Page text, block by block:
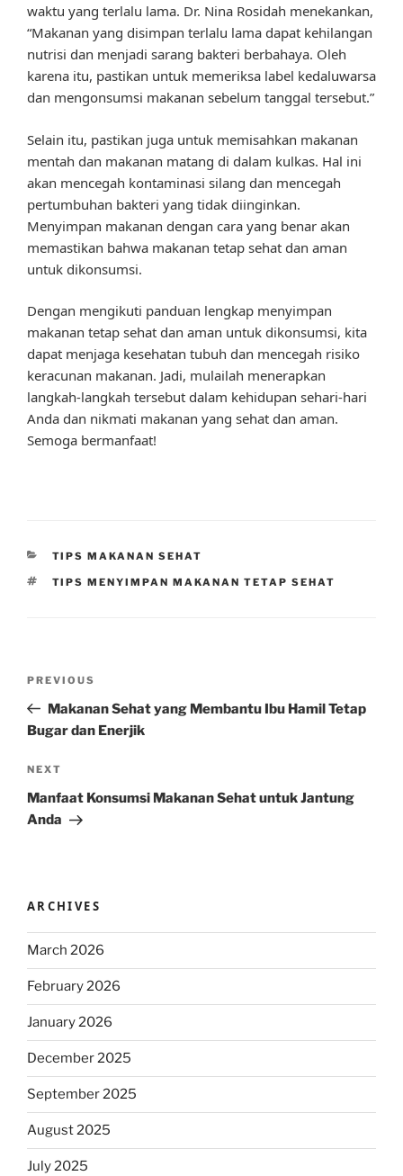
waktu yang terlalu lama. Dr. Nina Rosidah menekankan,
“Makanan yang disimpan terlalu lama dapat kehilangan
nutrisi dan menjadi sarang bakteri berbahaya. Oleh
karena itu, pastikan untuk memeriksa label kedaluwarsa
dan mengonsumsi makanan sebelum tanggal tersebut.”
Selain itu, pastikan juga untuk memisahkan makanan
mentah dan makanan matang di dalam kulkas. Hal ini
akan mencegah kontaminasi silang dan mencegah
pertumbuhan bakteri yang tidak diinginkan.
Menyimpan makanan dengan cara yang benar akan
memastikan bahwa makanan tetap sehat dan aman
untuk dikonsumsi.
Dengan mengikuti panduan lengkap menyimpan
makanan tetap sehat dan aman untuk dikonsumsi, kita
dapat menjaga kesehatan tubuh dan mencegah risiko
keracunan makanan. Jadi, mulailah menerapkan
langkah-langkah tersebut dalam kehidupan sehari-hari
Anda dan nikmati makanan yang sehat dan aman.
Semoga bermanfaat!
CATEGORIES
TIPS MAKANAN SEHAT
TAGS
TIPS MENYIMPAN MAKANAN TETAP SEHAT
Previous
Post
PREVIOUS
Makanan Sehat yang Membantu Ibu Hamil Tetap
Bugar dan Enerjik
Next
Post
NEXT
Manfaat Konsumsi Makanan Sehat untuk Jantung
Anda
ARCHIVES
March 2026
February 2026
January 2026
December 2025
September 2025
August 2025
July 2025